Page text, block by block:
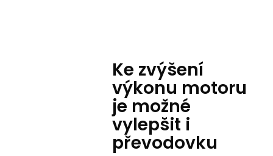
Ke zvýšení
výkonu motoru
je možné
vylepšit i
převodovku